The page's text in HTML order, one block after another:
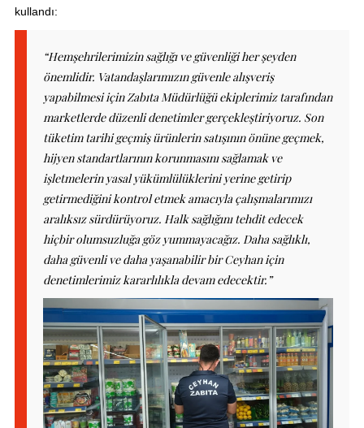
kullandı:
“Hemşehrilerimizin sağlığı ve güvenliği her şeyden
önemlidir. Vatandaşlarımızın güvenle alışveriş
yapabilmesi için Zabıta Müdürlüğü ekiplerimiz tarafından
marketlerde düzenli denetimler gerçekleştiriyoruz. Son
tüketim tarihi geçmiş ürünlerin satışının önüne geçmek,
hijyen standartlarının korunmasını sağlamak ve
işletmelerin yasal yükümlülüklerini yerine getirip
getirmediğini kontrol etmek amacıyla çalışmalarımızı
aralıksız sürdürüyoruz. Halk sağlığını tehdit edecek
hiçbir olumsuzluğa göz yummayacağız. Daha sağlıklı,
daha güvenli ve daha yaşanabilir bir Ceyhan için
denetimlerimiz kararlılıkla devam edecektir.”